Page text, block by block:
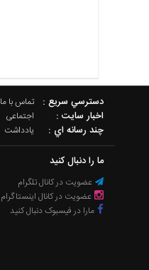
دسترسي سريع : تماس با ما
اخبار سایت : اجتماعی
چند رسانه اي : یادداشت
ما را دنبال کنید
عضویت در کانال تلگرام
عضویت در کانال اینستاگرام
مارا در فیسبوک دنبال کنید